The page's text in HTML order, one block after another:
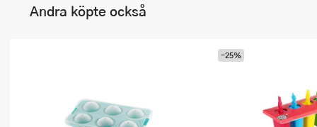
Andra köpte också
-25%